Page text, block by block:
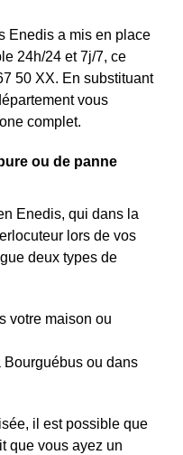
Enedis a mis en place
24h/24 et 7j/7, ce
50 XX. En substituant
vous
complet.
ou de panne
Enedis, qui dans la
lors de vos
deux types de
votre maison ou
Bourguébus ou dans
il est possible que
que vous ayez un